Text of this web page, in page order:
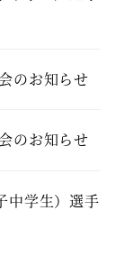
のお知らせ
のお知らせ
中学生）選手